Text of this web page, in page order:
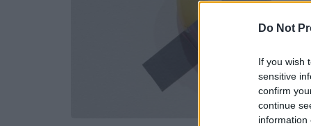
Do Not
If you wish
sensitive
confirm
continue
information